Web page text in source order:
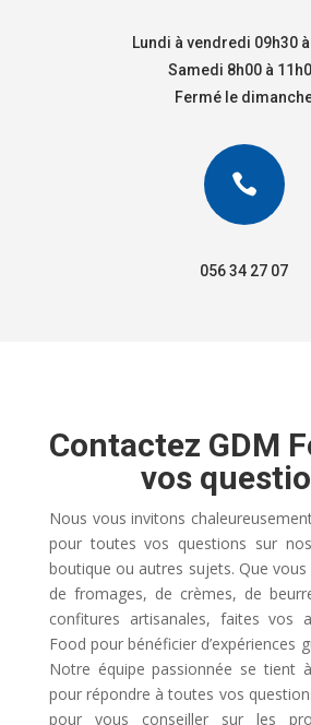
Lundi à vendredi 09h30
Samedi 8h00 à
Fermé le

056 34 27 07
Contactez GDM
vos
Nous vous invitons
pour toutes vos questions sur
boutique ou autres sujets. Que
de fromages, de crèmes, de
confitures artisanales, faites vos
Food pour bénéficier d’expériences
Notre équipe passionnée se tient
pour répondre à toutes vos
pour vous conseiller sur les